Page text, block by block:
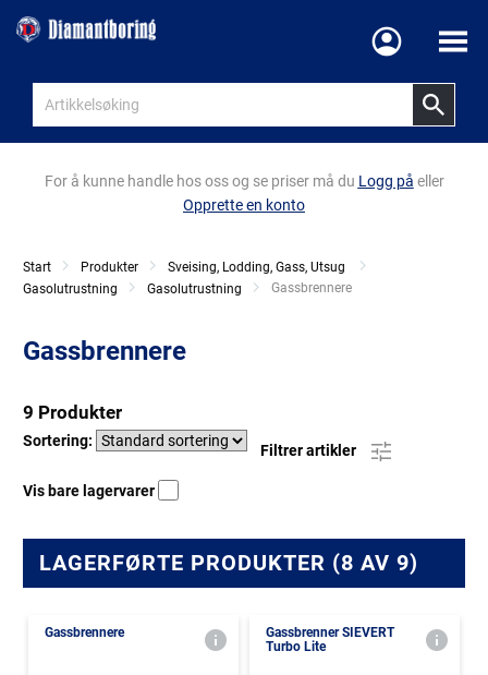
Meny
For å kunne handle hos oss og se priser må du Logg på eller
Opprette en konto
Start Produkter
Sveising, Lodding, Gass, Utsug
Gasolutrustning
Gasolutrustning Current:
Gassbrennere
Gassbrennere
9 Produkter
Sortering:
Filtrer artikler
Vis bare lagervarer
LAGERFØRTE PRODUKTER (8 AV 9)
Gassbrennere
Gassbrenner SIEVERT
Turbo Lite